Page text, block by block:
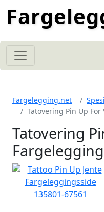
Fargelegging.net
Tatovering Pin Up For
Tatovering